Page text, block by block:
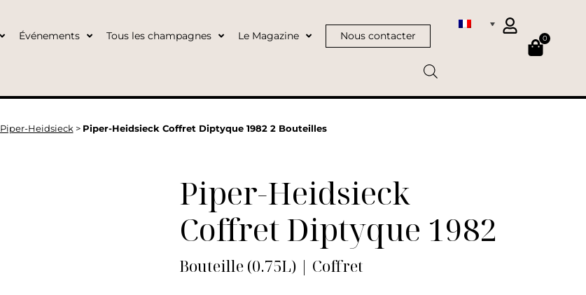
Événements Tous les champagnes Le Magazine Nous contacter 0
Piper-Heidsieck> Piper-Heidsieck Coffret Diptyque 1982 2 Bouteilles
Piper-Heidsieck
Coffret Diptyque 1982
Bouteille (0.75L) | Coffret